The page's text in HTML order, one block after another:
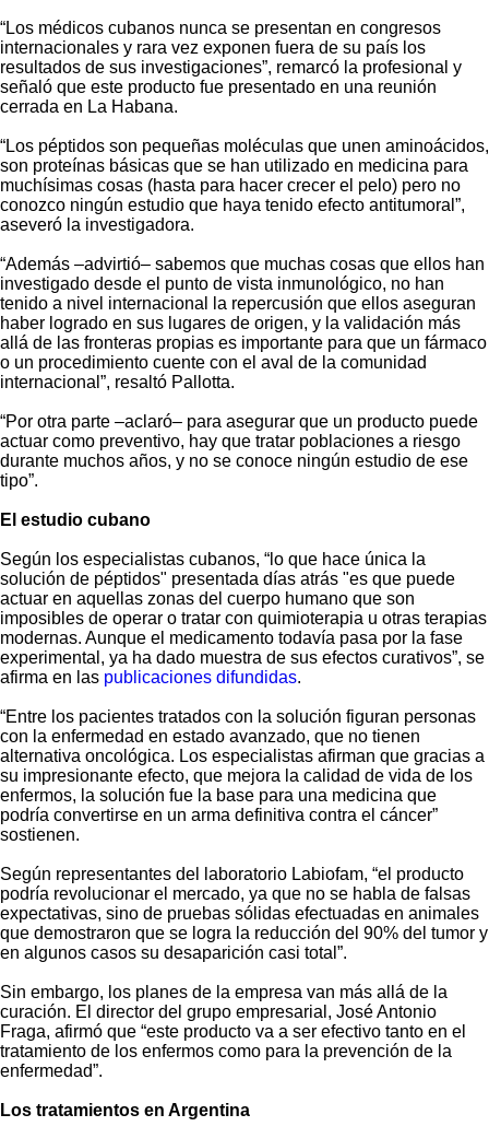
“Los médicos cubanos nunca se presentan en congresos
internacionales y rara vez exponen fuera de su país los
resultados de sus investigaciones”, remarcó la profesional y
señaló que este producto fue presentado en una reunión
cerrada en La Habana.
“Los péptidos son pequeñas moléculas que unen aminoácidos,
son proteínas básicas que se han utilizado en medicina para
muchísimas cosas (hasta para hacer crecer el pelo) pero no
conozco ningún estudio que haya tenido efecto antitumoral”,
aseveró la investigadora.
“Además –advirtió– sabemos que muchas cosas que ellos han
investigado desde el punto de vista inmunológico, no han
tenido a nivel internacional la repercusión que ellos aseguran
haber logrado en sus lugares de origen, y la validación más
allá de las fronteras propias es importante para que un fármaco
o un procedimiento cuente con el aval de la comunidad
internacional”, resaltó Pallotta.
“Por otra parte –aclaró– para asegurar que un producto puede
actuar como preventivo, hay que tratar poblaciones a riesgo
durante muchos años, y no se conoce ningún estudio de ese
tipo”.
El estudio cubano
Según los especialistas cubanos, “lo que hace única la
solución de péptidos" presentada días atrás "es que puede
actuar en aquellas zonas del cuerpo humano que son
imposibles de operar o tratar con quimioterapia u otras terapias
modernas. Aunque el medicamento todavía pasa por la fase
experimental, ya ha dado muestra de sus efectos curativos”, se
afirma en las publicaciones difundidas.
“Entre los pacientes tratados con la solución figuran personas
con la enfermedad en estado avanzado, que no tienen
alternativa oncológica. Los especialistas afirman que gracias a
su impresionante efecto, que mejora la calidad de vida de los
enfermos, la solución fue la base para una medicina que
podría convertirse en un arma definitiva contra el cáncer”
sostienen.
Según representantes del laboratorio Labiofam, “el producto
podría revolucionar el mercado, ya que no se habla de falsas
expectativas, sino de pruebas sólidas efectuadas en animales
que demostraron que se logra la reducción del 90% del tumor y
en algunos casos su desaparición casi total”.
Sin embargo, los planes de la empresa van más allá de la
curación. El director del grupo empresarial, José Antonio
Fraga, afirmó que “este producto va a ser efectivo tanto en el
tratamiento de los enfermos como para la prevención de la
enfermedad”.
Los tratamientos en Argentina